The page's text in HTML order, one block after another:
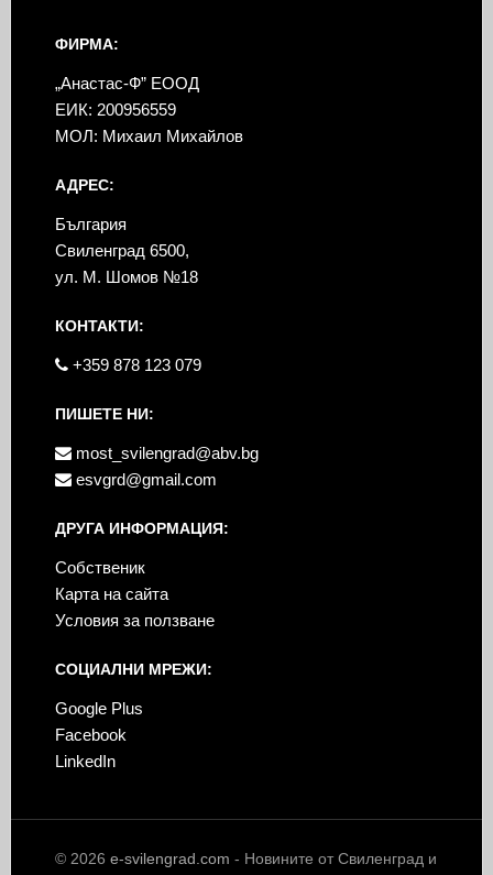
ФИРМА:
„Анастас-Ф” ЕООД
ЕИК: 200956559
МОЛ: Михаил Михайлов
АДРЕС:
България
Свиленград 6500,
ул. М. Шомов №18
КОНТАКТИ:
+359 878 123 079
ПИШЕТЕ НИ:
most_svilengrad@abv.bg
esvgrd@gmail.com
ДРУГА ИНФОРМАЦИЯ:
Собственик
Карта на сайта
Условия за ползване
СОЦИАЛНИ МРЕЖИ:
Google Plus
Facebook
LinkedIn
© 2026e-svilengrad.com - Новините от Свиленград и